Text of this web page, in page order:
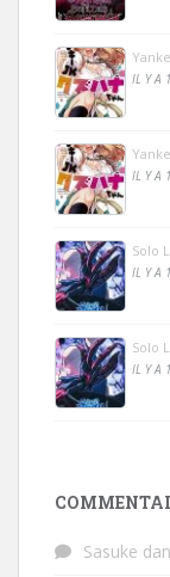
IL Y A
IL Y A
Solo
IL Y A
Solo
IL Y A
Sasuke